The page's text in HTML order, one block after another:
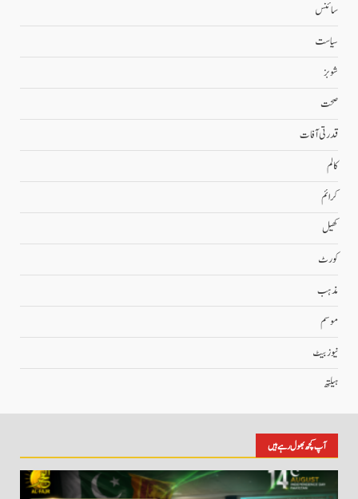
سائنس
سیاست
شوبز
صحت
قدرتی آفات
کالم
کرائم
کھیل
کورٹ
مذہب
موسم
نیوز بیٹ
ہیلتھ
آپ کچھ بھول رہے ہیں